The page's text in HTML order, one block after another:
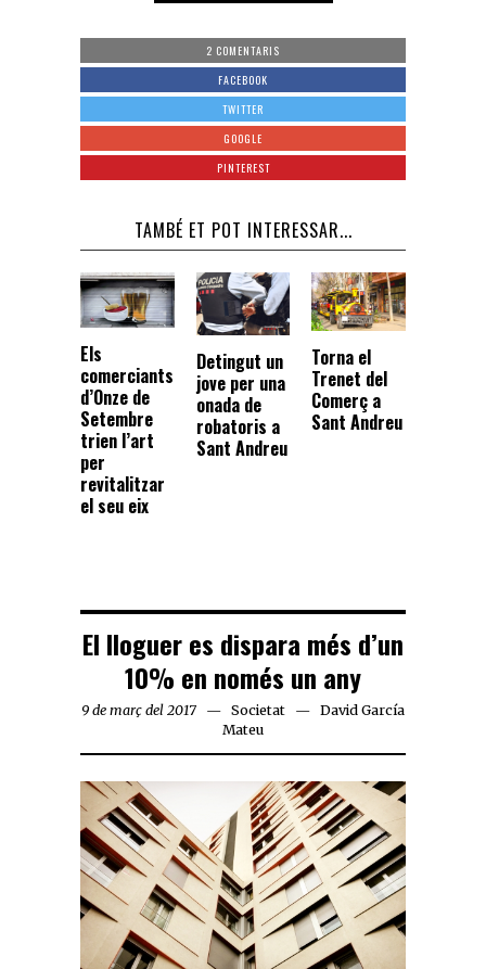
2 COMENTARIS
FACEBOOK
TWITTER
GOOGLE
PINTEREST
TAMBÉ ET POT INTERESSAR...
Els
comerciants
d’Onze de
Setembre
trien l’art
per
revitalitzar
el seu eix
Detingut un
jove per una
onada de
robatoris a
Sant Andreu
Torna el
Trenet del
Comerç a
Sant Andreu
El lloguer es dispara més d’un
10% en només un any
9 de març del 2017 Societat
David García
Mateu